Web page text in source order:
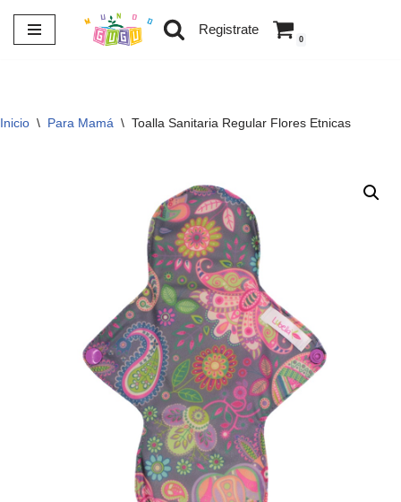
Saltar
Registrate
0
Inicio \ Para Mamá \ Toalla Sanitaria Regular Flores Etnicas